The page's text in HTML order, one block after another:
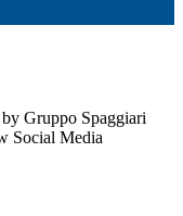
Gruppo Spaggiari
Social Media